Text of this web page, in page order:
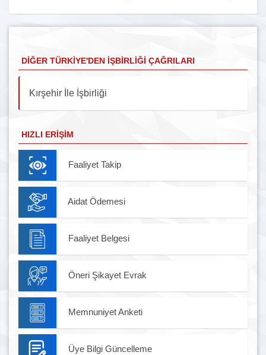
DIĞER TÜRKIYE'DEN İŞBIRLIĞI ÇAĞRILARI
Kırşehir İle İşbirliği
HIZLI ERIŞIM
Faaliyet Takip
Aidat Ödemesi
Faaliyet Belgesi
Öneri Şikayet Evrak
Memnuniyet Anketi
Üye Bilgi Güncelleme